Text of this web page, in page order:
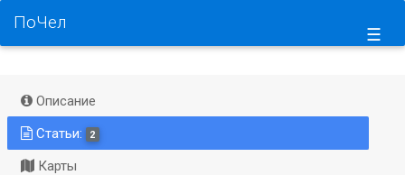
☰
ПоЧел
Описание
Статьи:
2
Карты